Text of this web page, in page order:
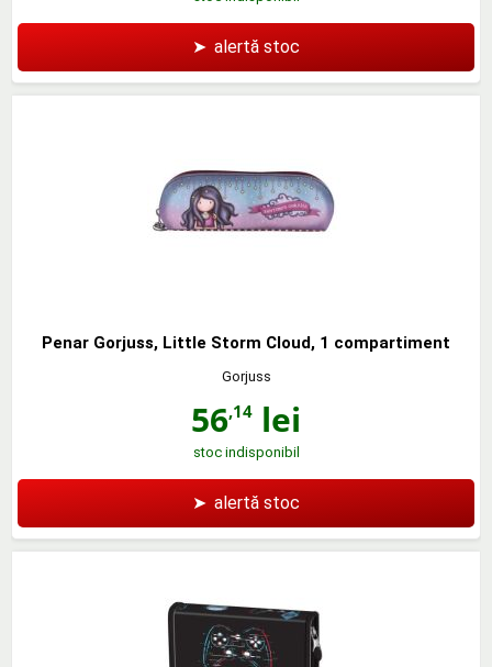
➤ alertă stoc
Penar Gorjuss, Little Storm Cloud, 1 compartiment
Gorjuss
56,14 lei
stoc indisponibil
➤ alertă stoc